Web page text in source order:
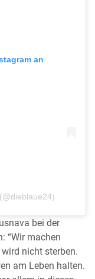
an
bei der
“Wir machen
nicht sterben.
am Leben halten.